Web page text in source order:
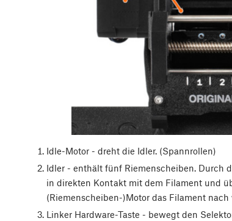
Idle-Motor - dreht die Idler. (Spannrollen)
Idler - enthält fünf Riemenscheiben. Durch
in direkten Kontakt mit dem Filament und
(Riemenscheiben-)Motor das Filament
Linker Hardware-Taste - bewegt den